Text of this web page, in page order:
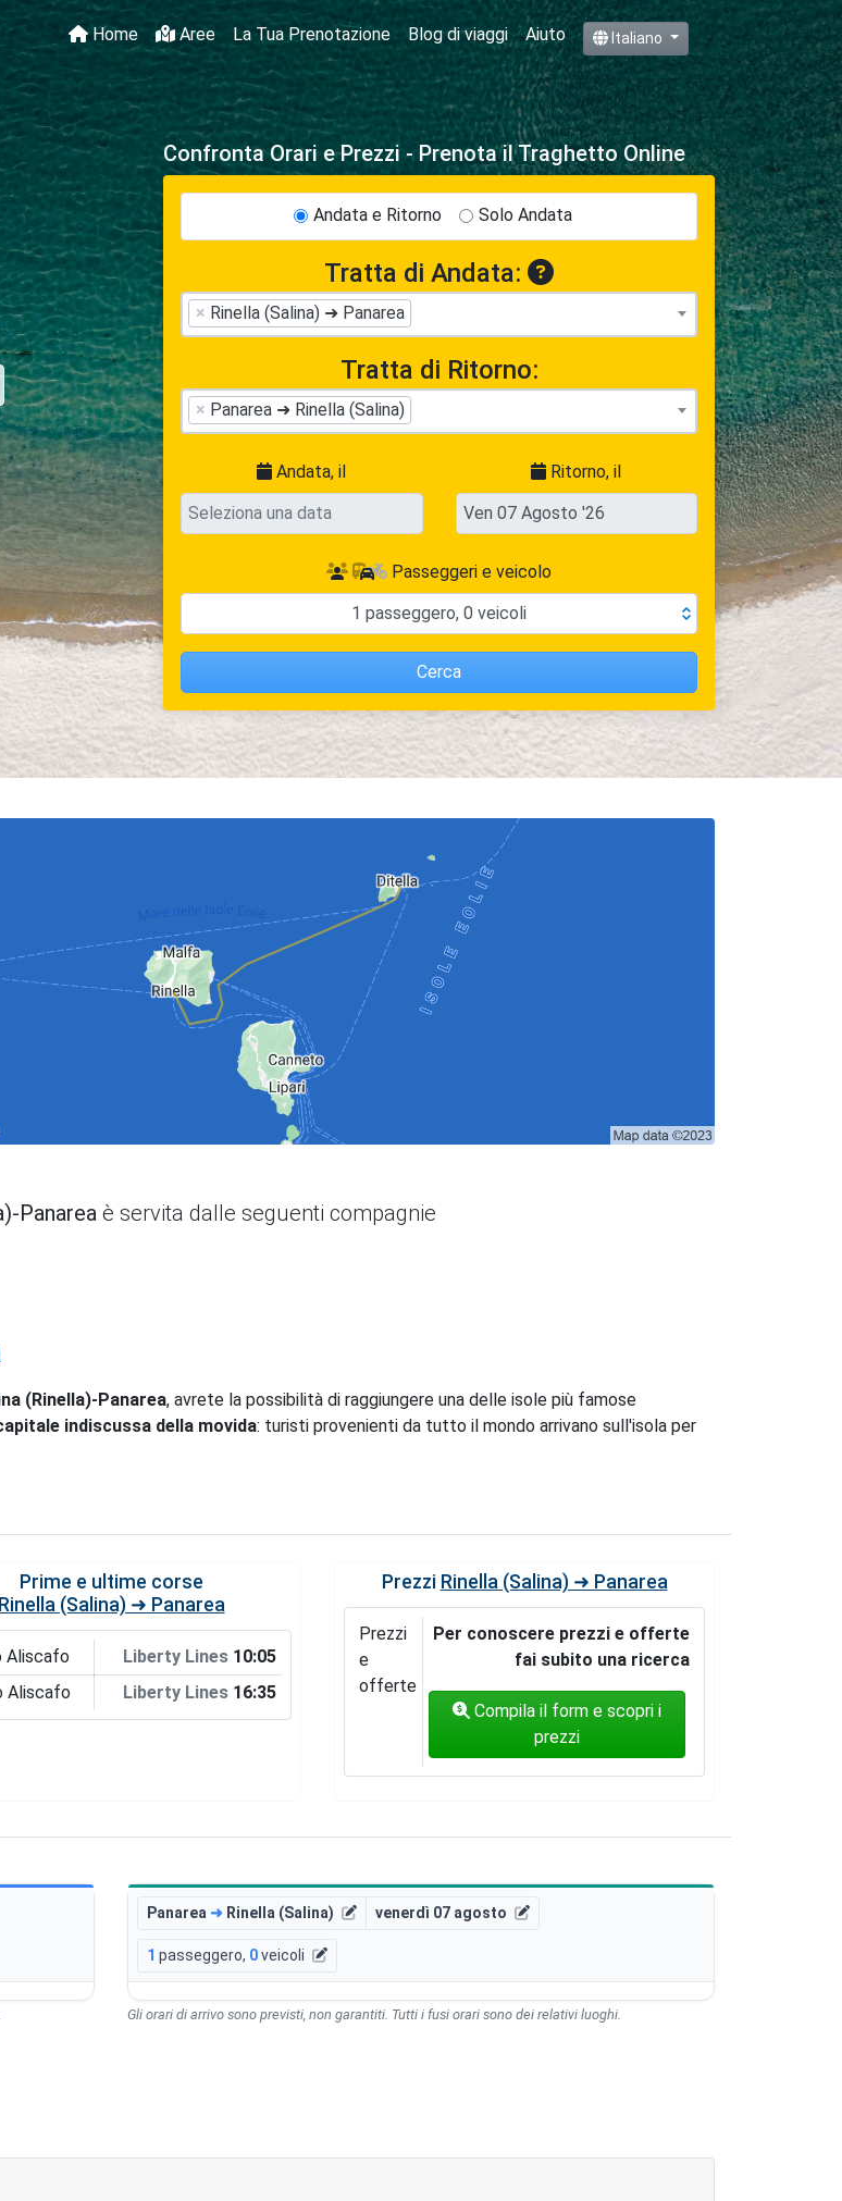
Home Aree La Tua Prenotazione Blog di viaggi Aiuto Italiano
Confronta Orari e Prezzi - Prenota il Traghetto Online
Andata e Ritorno Solo Andata
Tratta di Andata:
× Rinella (Salina) ➜ Panarea
Tratta di Ritorno:
× Panarea ➜ Rinella (Salina)
Andata, il Ritorno, il
Passeggeri e veicolo
1 passeggero, 0 veicoli
Cerca
Panareaè servita dalle seguenti compagnie
(Rinella)-Panarea, avrete la possibilità di raggiungere una delle isole più famose
indiscussa della movida: turisti provenienti da tutto il mondo arrivano sull'isola per
Prime e ultime corse
Rinella (Salina) ➜ Panarea
Aliscafo Liberty Lines 10:05
Aliscafo
Liberty Lines 16:35
Prezzi Rinella (Salina) ➜ Panarea
Prezzi
e
offerte
Per conoscere prezzi e offerte
fai subito una ricerca
Compila il form e scopri i
prezzi
Panarea ➜ Rinella (Salina) venerdì 07 agosto
1 passeggero, 0veicoli
Gli orari di arrivo sono previsti, non garantiti. Tutti i fusi orari sono dei relativi luoghi.